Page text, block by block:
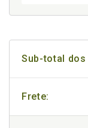
Sub-total
Frete: